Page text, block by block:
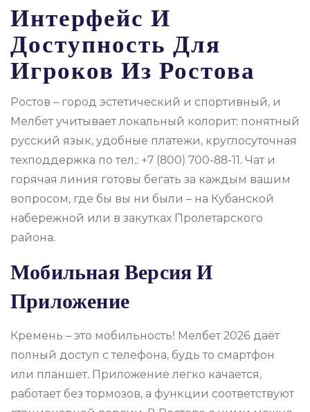
Интерфейс И
Доступность Для
Игроков Из Ростова
Ростов – город эстетический и спортивный, и
Мелбет учитывает локальный колорит: понятный
русский язык, удобные платежи, круглосуточная
техподдержка по тел.: +7 (800) 700-88-11. Чат и
горячая линия готовы бегать за каждым вашим
вопросом, где бы вы ни были – на Кубанской
набережной или в закутках Пролетарского
района.
Мобильная Версия И
Приложение
Кремень – это мобильность! Мелбет 2026 даёт
полный доступ с телефона, будь то смартфон
или планшет. Приложение легко качается,
работает без тормозов, а функции соответствуют